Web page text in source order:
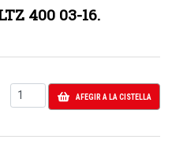
400 03-16.
AFEGIR A LA CISTELLA